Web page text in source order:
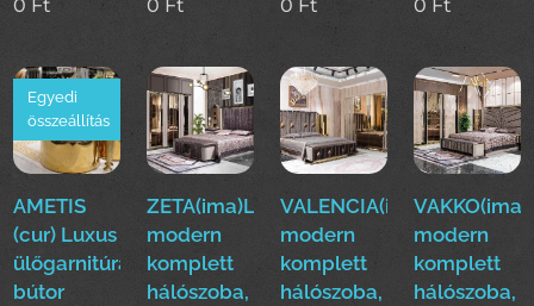
0 Ft 0 Ft 0 Ft 0 Ft
AMETIS
(cur) Luxus
ülőgarnitúra
bútor
Egyedi
összeállítás
ZETA(ima)Luxus
modern
komplett
hálószoba,
VALENCIA(ima)Luxus
modern
komplett
hálószoba,
modern
komplett
hálószoba,